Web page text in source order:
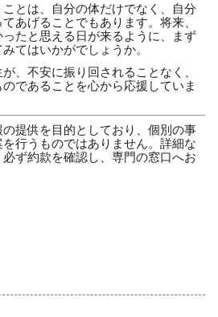
とは、自分の体だけでなく、自分
あげることでもあります。将来、
たと思える日が来るように、まず
てはいかがでしょうか。
、不安に振り回されることなく、
であることを心から応援していま
提供を目的としており、個別の事
行うものではありません。詳細な
ず約款を確認し、専門の窓口へお